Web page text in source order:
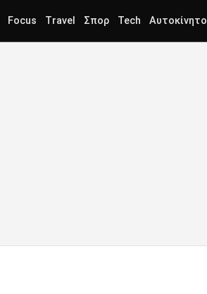
Focus Travel Σπορ Tech Αυτοκίνητο